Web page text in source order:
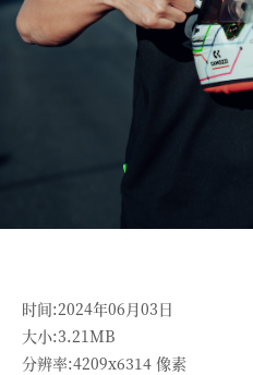
时间:2024年06月03日
大小:3.21MB
分辨率:4209x6314 像素